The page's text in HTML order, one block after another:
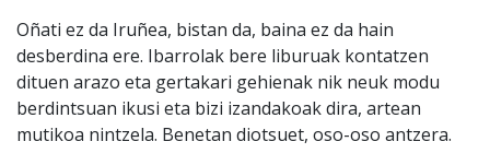
Oñati ez da Iruñea, bistan da, baina ez da hain
desberdina ere. Ibarrolak bere liburuak kontatzen
dituen arazo eta gertakari gehienak nik neuk modu
berdintsuan ikusi eta bizi izandakoak dira, artean
mutikoa nintzela. Benetan diotsuet, oso-oso antzera.